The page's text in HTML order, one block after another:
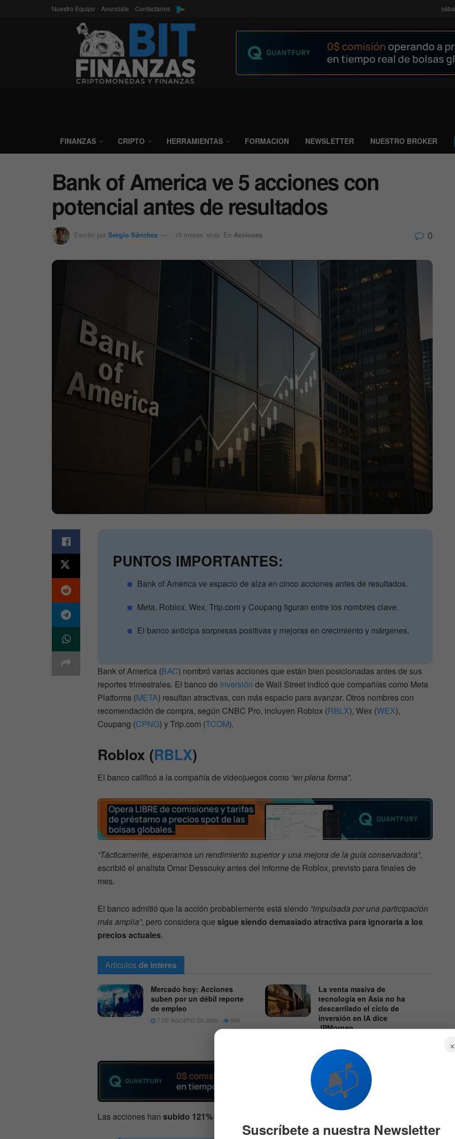
Nuestro Equipo Anunciate Contactanos
FINANZAS CRIPTO HERRAMIENTAS FORMACION NEWSLETTER NUESTRO BROKER
Bank of America ve 5 acciones con
potencial antes de resultados
Escrito por Sergio Sánchez 10 meses atrás En Acciones 0
PUNTOS IMPORTANTES:
Bank of America ve espacio de alza en cinco acciones antes de resultados.
Meta, Roblox, Wex, Trip.com y Coupang figuran entre los nombres clave.
El banco anticipa sorpresas positivas y mejoras en crecimiento y márgenes.
Bank of America (BAC) nombró varias acciones que están bien posicionadas antes de sus
reportes trimestrales. El banco de inversión de Wall Street indicó que compañías como Meta
Platforms (META) resultan atractivas, con más espacio para avanzar. Otros nombres con
recomendación de compra, según CNBC Pro, incluyen Roblox (RBLX), Wex (WEX),
Coupang (CPNG) y Trip.com (TCOM).
Roblox (RBLX)
El banco calificó a la compañía de videojuegos como “en plena forma”.
“Tácticamente, esperamos un rendimiento superior y una mejora de la guía conservadora”,
escribió el analista Omar Dessouky antes del informe de Roblox, previsto para finales de
mes.
El banco admitió que la acción probablemente está siendo “impulsada por una participación
más amplia”, pero considera que sigue siendo demasiado atractiva para ignorarla a los
precios actuales.
Articulosde interes
Mercado hoy: Acciones
suben por un débil reporte
de empleo
7 DE AGOSTO DE 2026 549
La venta masiva de
tecnología en Asia no ha
descarrilado el ciclo de
inversión en IA dice
JPMorgan
Las acciones han subido 121% en lo que va del año
×
📬
Suscríbete a nuestra Newsletter